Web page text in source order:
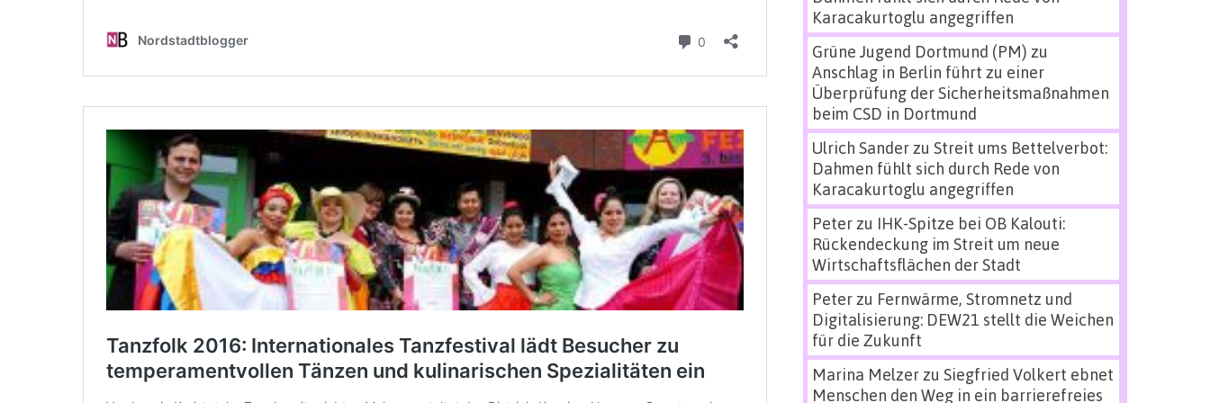
Karacakurtoglu angegriffen
Grüne Jugend Dortmund (PM) zu
Anschlag in Berlin führt zu einer
Überprüfung der Sicherheitsmaßnahmen
beim CSD in Dortmund
Ulrich Sanderzu Streit ums Bettelverbot:
Dahmen fühlt sich durch Rede von
Karacakurtoglu angegriffen
Peterzu IHK-Spitze bei OB Kalouti:
Rückendeckung im Streit um neue
Wirtschaftsflächen der Stadt
Peterzu Fernwärme, Stromnetz und
Digitalisierung: DEW21 stellt die Weichen
für die Zukunft
Marina Melzerzu Siegfried Volkert ebnet
Menschen den Weg in ein barrierefreies